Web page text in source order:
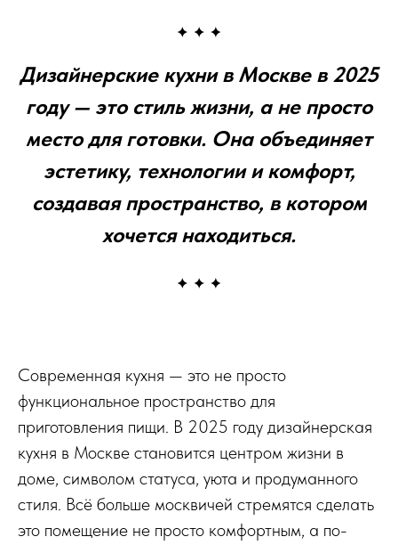
Дизайнерские кухни в Москве в 2025
году — это стиль жизни, а не просто
место для готовки. Она объединяет
эстетику, технологии и комфорт,
создавая пространство, в котором
хочется находиться.
Современная кухня — это не просто
функциональное пространство для
приготовления пищи. В 2025 году дизайнерская
кухня в Москве становится центром жизни в
доме, символом статуса, уюта и продуманного
стиля. Всё больше москвичей стремятся сделать
это помещение не просто комфортным, а по-